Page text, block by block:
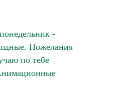
-
Пожелания
по тебе